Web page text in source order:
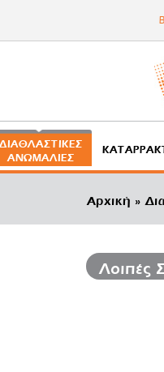
ΔΙΑΘΛΑΣΤΙΚΈΣ
ΑΝΩΜΑΛΊΕΣ
Αρχική
Λοιπές